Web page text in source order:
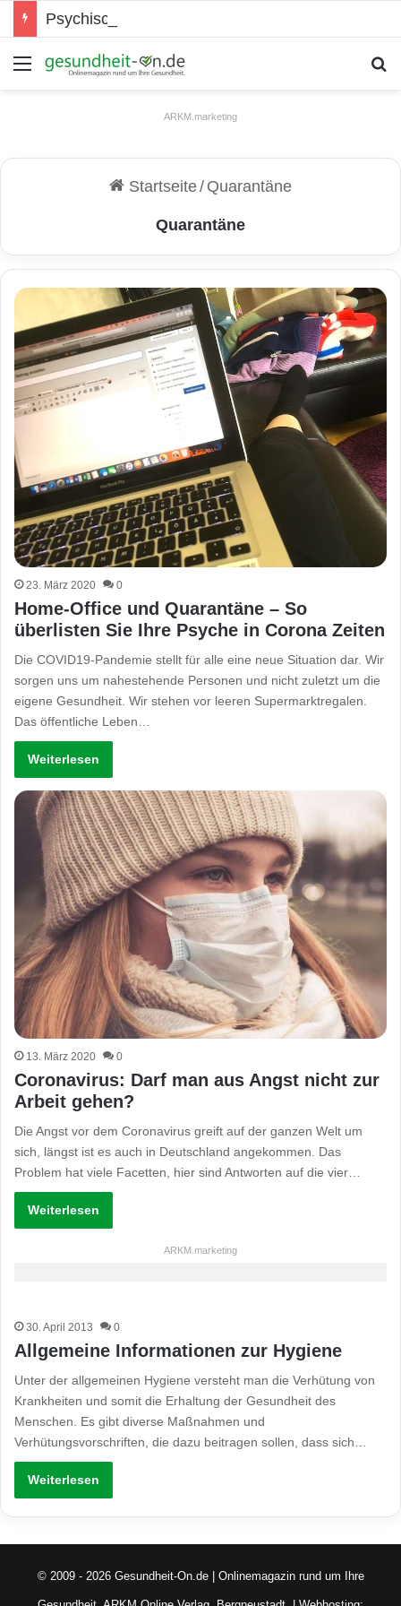
Psychische Gesundheit bei Jugendlichen
Menü
ARKM.marketing
Startseite/ Quarantäne
Quarantäne
23. März 2020 0
Home-Office und Quarantäne – So
überlisten Sie Ihre Psyche in Corona Zeiten
Die COVID19-Pandemie stellt für alle eine neue Situation dar. Wir
sorgen uns um nahestehende Personen und nicht zuletzt um die
eigene Gesundheit. Wir stehen vor leeren Supermarktregalen.
Das öffentliche Leben…
Weiterlesen
13. März 2020 0
Coronavirus: Darf man aus Angst nicht zur
Arbeit gehen?
Die Angst vor dem Coronavirus greift auf der ganzen Welt um
sich, längst ist es auch in Deutschland angekommen. Das
Problem hat viele Facetten, hier sind Antworten auf die vier…
Weiterlesen
ARKM.marketing
30. April 2013 0
Allgemeine Informationen zur Hygiene
Unter der allgemeinen Hygiene versteht man die Verhütung von
Krankheiten und somit die Erhaltung der Gesundheit des
Menschen. Es gibt diverse Maßnahmen und
Verhütungsvorschriften, die dazu beitragen sollen, dass sich…
Weiterlesen
© 2009 - 2026 Gesundheit-On.de | Onlinemagazin rund um Ihre